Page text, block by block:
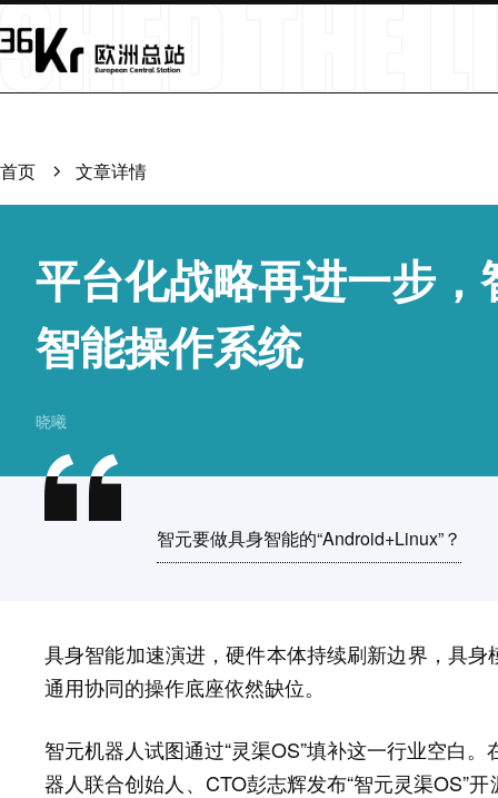
首页 文章详情
平台化战略再进一步，
智能操作系统
晓曦
智元要做具身智能的“Android+Linux”？
具身智能加速演进，硬件本体持续刷新边界，具
通用协同的操作底座依然缺位。
智元机器人试图通过“灵渠OS”填补这一行业空白
器人联合创始人、CTO彭志辉发布“智元灵渠OS”